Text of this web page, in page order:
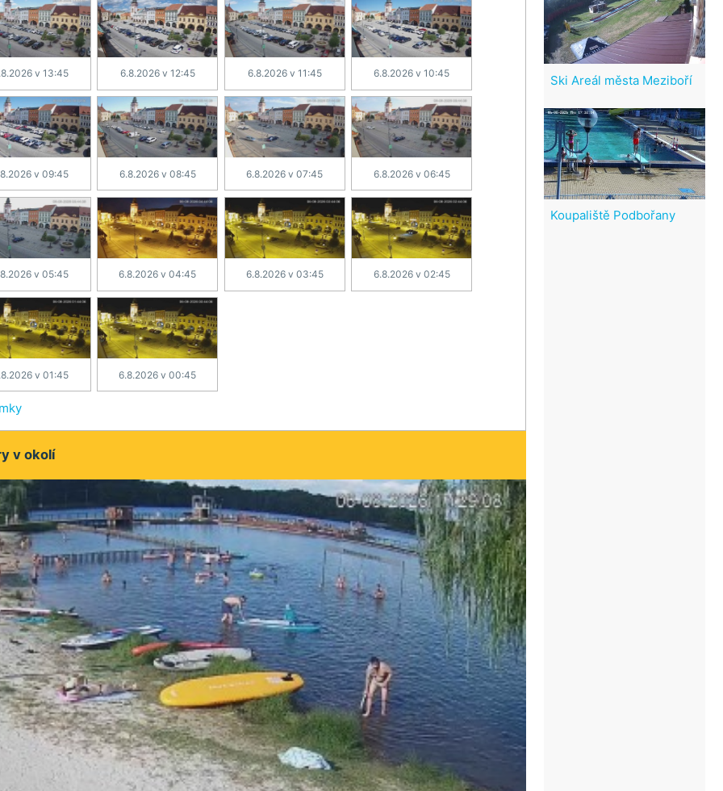
v 13:45 6.8.2026 v 12:45 6.8.2026 v 11:45 6.8.2026 v 10:45
v 09:45 6.8.2026 v 08:45 6.8.2026 v 07:45 6.8.2026 v 06:45
v 05:45 6.8.2026 v 04:45 6.8.2026 v 03:45 6.8.2026 v 02:45
v 01:45 6.8.2026 v 00:45
v okolí
Ski Areál města Meziboří
Koupaliště Podbořany